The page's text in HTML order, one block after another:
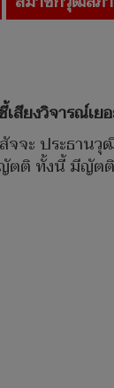
งวิจารณ์เย
จจะ ประธา
ตติ ทั้งนี้ มีญั